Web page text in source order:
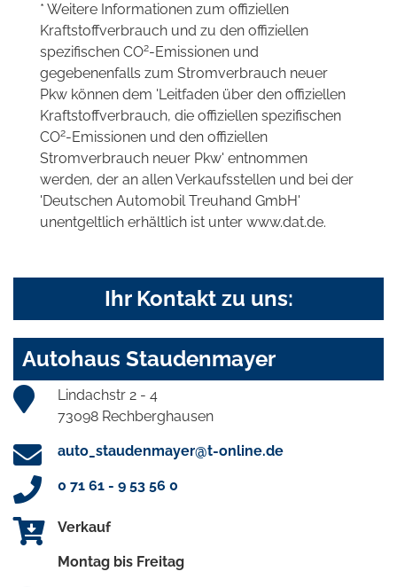
* Weitere Informationen zum offiziellen
Kraftstoffverbrauch und zu den offiziellen
spezifischen CO2-Emissionen und
gegebenenfalls zum Stromverbrauch neuer
Pkw können dem 'Leitfaden über den offiziellen
Kraftstoffverbrauch, die offiziellen spezifischen
CO2-Emissionen und den offiziellen
Stromverbrauch neuer Pkw' entnommen
werden, der an allen Verkaufsstellen und bei der
'Deutschen Automobil Treuhand GmbH'
unentgeltlich erhältlich ist unter www.dat.de.
Ihr Kontakt zu uns:
Autohaus Staudenmayer
Lindachstr 2 - 4
73098 Rechberghausen
auto_staudenmayer@t-online.de
0 71 61 - 9 53 56 0
Verkauf
Montag bis Freitag